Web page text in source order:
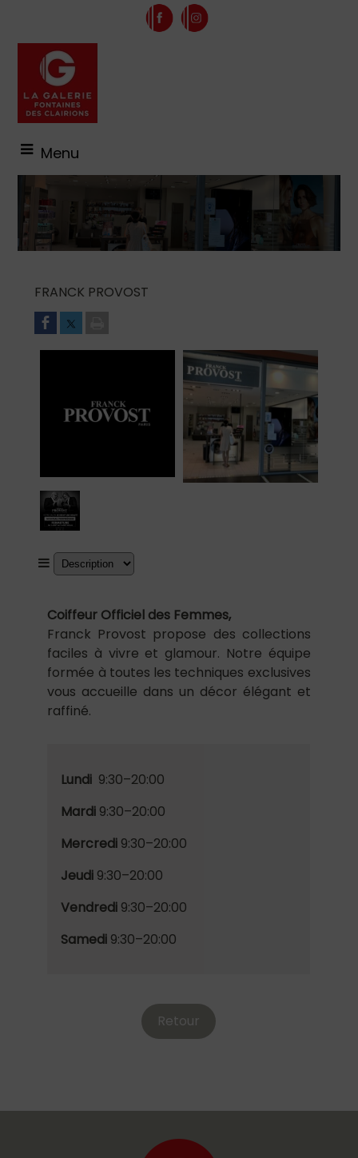
Menu
FRANCK PROVOST
Coiffeur Officiel des Femmes,
Franck Provost propose des collections
faciles à vivre et glamour. Notre équipe
formée à toutes les techniques exclusives
vous accueille dans un décor élégant et
raffiné.
Lundi 9:30–20:00
Mardi9:30–20:00
Mercredi9:30–20:00
Jeudi9:30–20:00
Vendredi9:30–20:00
Samedi9:30–20:00
Retour